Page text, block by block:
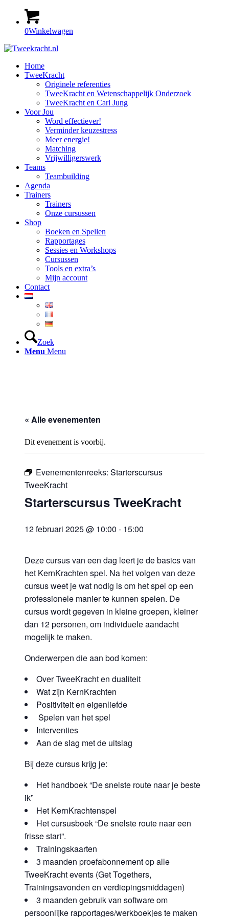
0Winkelwagen
Home
TweeKracht
Originele referenties
TweeKracht en Wetenschappelijk Onderzoek
TweeKracht en Carl Jung
Voor Jou
Word effectiever!
Verminder keuzestress
Meer energie!
Matching
Vrijwilligerswerk
Teams
Teambuilding
Agenda
Trainers
Trainers
Onze cursussen
Shop
Boeken en Spellen
Rapportages
Sessies en Workshops
Cursussen
Tools en extra’s
Mijn account
Contact
Zoek
Menu Menu
« Alle evenementen
Dit evenement is voorbij.
Evenementenreeks: Starterscursus
TweeKracht
Starterscursus TweeKracht
12 februari 2025 @ 10:00 - 15:00
Deze cursus van een dag leert je de basics van
het KernKrachten spel. Na het volgen van deze
cursus weet je wat nodig is om het spel op een
professionele manier te kunnen spelen. De
cursus wordt gegeven in kleine groepen, kleiner
dan 12 personen, om individuele aandacht
mogelijk te maken.
Onderwerpen die aan bod komen:
Over TweeKracht en dualiteit
Wat zijn KernKrachten
Positiviteit en eigenliefde
Spelen van het spel
Interventies
Aan de slag met de uitslag
Bij deze cursus krijg je:
Het handboek “De snelste route naar je beste
ik”
Het KernKrachtenspel
Het cursusboek “De snelste route naar een
frisse start”.
Trainingskaarten
3 maanden proefabonnement op alle
TweeKracht events (Get Togethers,
Trainingsavonden en verdiepingsmiddagen)
3 maanden gebruik van software om
persoonlijke rapportages/werkboekjes te maken